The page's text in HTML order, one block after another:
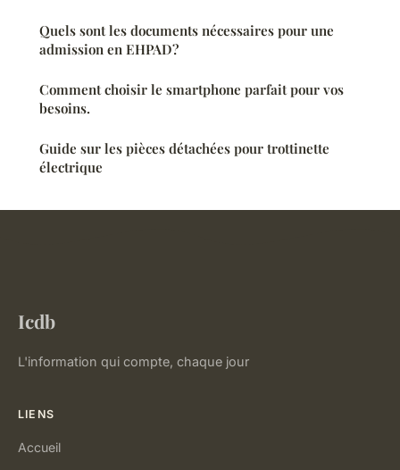
Quels sont les documents nécessaires pour une
admission en EHPAD?
Comment choisir le smartphone parfait pour vos
besoins.
Guide sur les pièces détachées pour trottinette
électrique
Icdb
L'information qui compte, chaque jour
LIENS
Accueil